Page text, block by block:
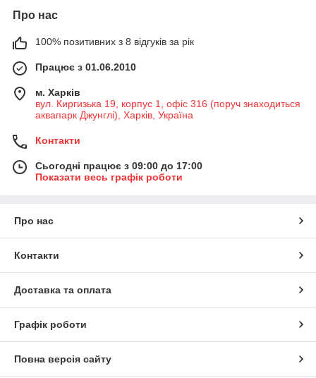
Про нас
100% позитивних з 8 відгуків за рік
Працює з 01.06.2010
м. Харків
вул. Киргизька 19, корпус 1, офіс 316 (поруч знаходиться
аквапарк Джунглі), Харків, Україна
Контакти
Сьогодні працює з 09:00 до 17:00
Показати весь графік роботи
Про нас
Контакти
Доставка та оплата
Графік роботи
Повна версія сайту